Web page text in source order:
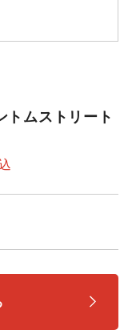
カシマ
事
ムストリート